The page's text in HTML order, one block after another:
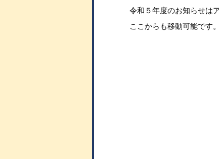
令和５年度のお知らせは
ここからも移動可能です。